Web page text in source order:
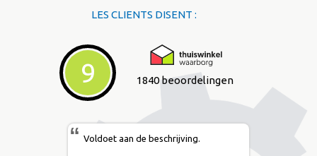
LES CLIENTS DISENT :
9 1840 beoordelingen
“ Voldoet aan de beschrijving.